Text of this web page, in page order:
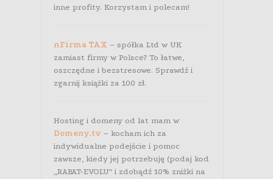
inne profity. Korzystam i polecam!
nFirma TAX – spółka Ltd w UK
zamiast firmy w Polsce? To łatwe,
oszczędne i bezstresowe. Sprawdź i
zgarnij książki za 100 zł.
Hosting i domeny od lat mam w
Domeny.tv – kocham ich za
indywidualne podejście i pomoc
zawsze, kiedy jej potrzebuję (podaj kod
„RABAT-EVOLU” i zdobądź 10% zniżki na